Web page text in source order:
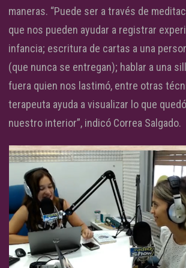
maneras. “Puede ser a través de
que nos pueden ayudar a registrar
infancia; escritura de cartas a una
(que nunca se entregan); hablar a una
fuera quien nos lastimó, entre otras
terapeuta ayuda a visualizar lo que
nuestro interior”, indicó Correa Salgado.